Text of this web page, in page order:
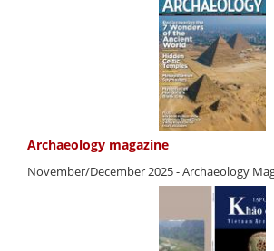
Archaeology magazine
November/December 2025 - Archaeology